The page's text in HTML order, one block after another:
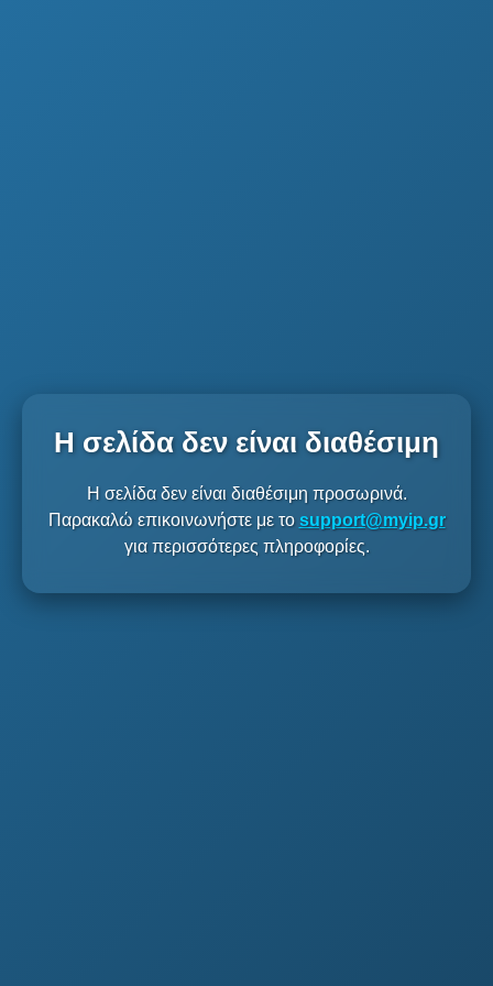
Η σελίδα δεν είναι διαθέσιμη
Η σελίδα δεν είναι διαθέσιμη προσωρινά.
Παρακαλώ επικοινωνήστε με το support@myip.gr
για περισσότερες πληροφορίες.